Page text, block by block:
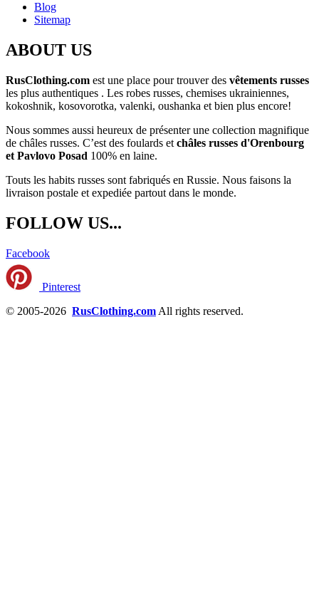
Blog
Sitemap
ABOUT US
RusClothing.com est une place pour trouver des vêtements russes
les plus authentiques . Les robes russes, chemises ukrainiennes,
kokoshnik, kosovorotka, valenki, oushanka et bien plus encore!
Nous sommes aussi heureux de présenter une collection magnifique
de châles russes. C’est des foulards et châles russes d'Orenbourg
et Pavlovo Posad 100% en laine.
Touts les habits russes sont fabriqués en Russie. Nous faisons la
livraison postale et expediée partout dans le monde.
FOLLOW US...
Facebook
Pinterest
© 2005-2026 RusClothing.com All rights reserved.